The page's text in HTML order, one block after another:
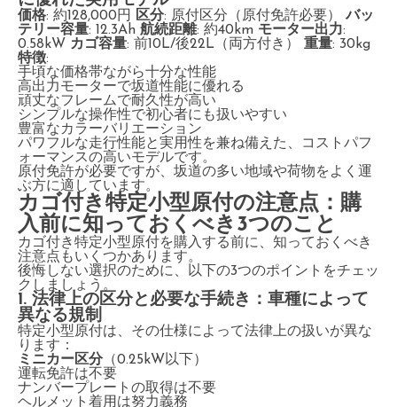
価格: 約128,000円 区分: 原付区分（原付免許必要）バッ
テリー容量: 12.3Ah 航続距離: 約40km モーター出力:
0.58kW カゴ容量: 前10L/後22L（両方付き） 重量: 30kg
特徴:
手頃な価格帯ながら十分な性能
高出力モーターで坂道性能に優れる
頑丈なフレームで耐久性が高い
シンプルな操作性で初心者にも扱いやすい
豊富なカラーバリエーション
パワフルな走行性能と実用性を兼ね備えた、コストパフ
ォーマンスの高いモデルです。
原付免許が必要ですが、坂道の多い地域や荷物をよく運
ぶ方に適しています。
カゴ付き特定小型原付の注意点：購
入前に知っておくべき3つのこと
カゴ付き特定小型原付を購入する前に、知っておくべき
注意点もいくつかあります。
後悔しない選択のために、以下の3つのポイントをチェッ
クしましょう。
1. 法律上の区分と必要な手続き：車種によって
異なる規制
特定小型原付は、その仕様によって法律上の扱いが異な
ります：
ミニカー区分（0.25kW以下）
運転免許は不要
ナンバープレートの取得は不要
ヘルメット着用は努力義務